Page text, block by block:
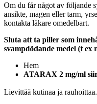
Om du får något av följande
ansikte, magen eller tarm,
kontakta läkare omedelbart.
Sluta att ta piller som
svampdödande medel (t ex
Hem
ATARAX 2 mg/ml
Lievittää kutinaa ja rauhoittaa.